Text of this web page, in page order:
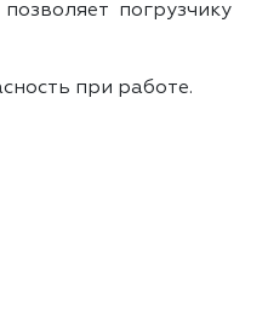
погрузчику
при работе.